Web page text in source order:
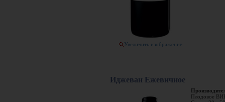
Увеличить изображение
Иджеван Ежевичное
Плодовое